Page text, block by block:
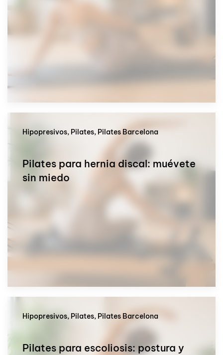
Hipopresivos, Pilates, Pilates Barcelona
Pilates para hernia discal: muévete
sin miedo
Hipopresivos, Pilates, Pilates Barcelona
Pilates para escoliosis: postura y